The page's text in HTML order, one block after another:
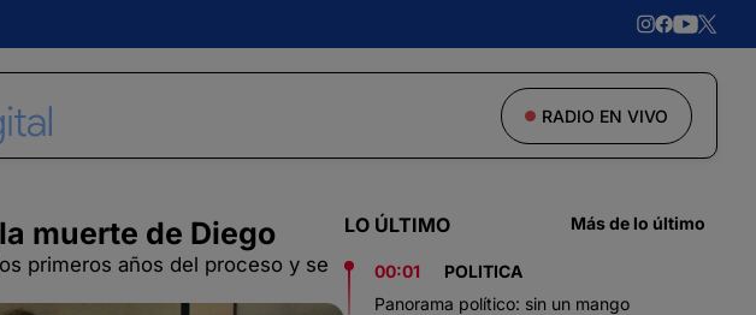
RADIO EN VIVO
muerte de Diego
primeros años del proceso y se
LO ÚLTIMO Más de lo último
00:01
POLITICA
Panorama político: sin un mango